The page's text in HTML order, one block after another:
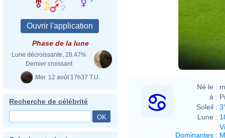
Phase de la lune
Lune décroissante, 28.47%
Dernier croissant
Mer. 12 août 17h37 T.U.
Recherche de célébrité
Né le :
à :
Soleil :
Lune :
Dominantes :